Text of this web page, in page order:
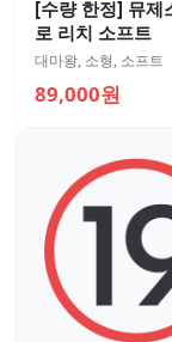
[수량 한정] 뮤제
로 리치 소프트
대마왕, 소형, 소프트
89,000원